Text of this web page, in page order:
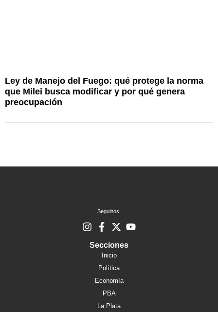
Ley de Manejo del Fuego: qué protege la norma
que Milei busca modificar y por qué genera
preocupación
Seguinos:
Secciones
Inicio
Política
Economía
PBA
La Plata